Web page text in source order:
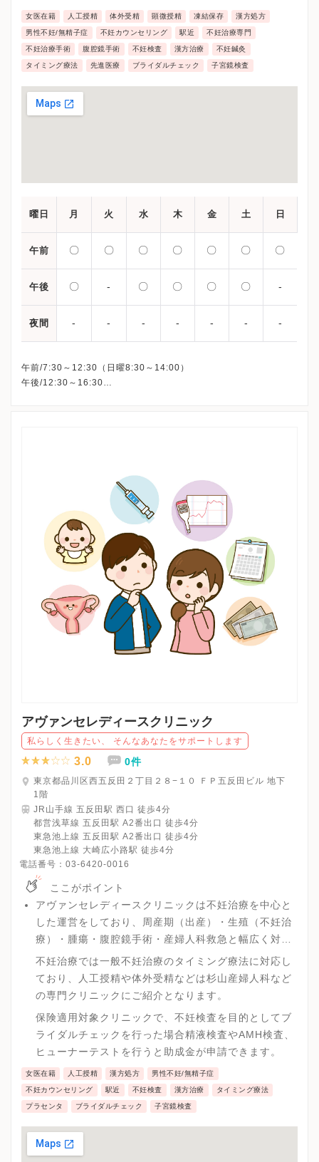
女医在籍 人工授精 体外受精 顕微授精 凍結保存 漢方処方
男性不妊/無精子症 不妊カウンセリング 駅近 不妊治療専門
不妊治療手術 腹腔鏡手術 不妊検査 漢方治療 不妊鍼灸
タイミング療法 先進医療 ブライダルチェック 子宮鏡検査
曜日 月 火 水 木 金 土 日
午前 〇 〇 〇 〇 〇 〇 〇
午後 〇 - 〇 〇 〇 〇 -
夜間 - - - - - - -
午前/7:30～12:30（日曜8:30～14:00）
午後/12:30～16:30
アヴァンセレディースクリニック
私らしく生きたい、 そんなあなたをサポートします
3.0 0件
東京都品川区西五反田２丁目２８−１０ ＦＰ五反田ビル 地下
1階
JR山手線 五反田駅 西口 徒歩4分
都営浅草線 五反田駅 A2番出口 徒歩4分
東急池上線 五反田駅 A2番出口 徒歩4分
東急池上線 大崎広小路駅 徒歩4分
電話番号： 03-6420-0016
ここがポイント
アヴァンセレディースクリニックは不妊治療を中心と
した運営をしており、周産期（出産）・生殖（不妊治
療）・腫瘍・腹腔鏡手術・産婦人科救急と幅広く対応
できるクリニックです。
不妊治療では一般不妊治療のタイミング療法に対応し
ており、人工授精や体外受精などは杉山産婦人科など
の専門クリニックにご紹介となります。
保険適用対象クリニックで、不妊検査を目的としてブ
ライダルチェックを行った場合精液検査やAMH検査、
ヒューナーテストを行うと助成金が申請できます。
女医在籍 人工授精 漢方処方 男性不妊/無精子症
不妊カウンセリング 駅近 不妊検査 漢方治療 タイミング療法
プラセンタ ブライダルチェック 子宮鏡検査